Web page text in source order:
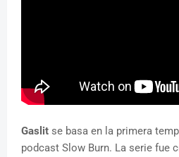
Gaslit se basa en la primera
podcast Slow Burn. La serie fue